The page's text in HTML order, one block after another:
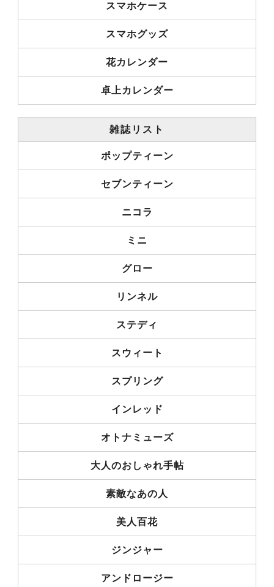
スマホケース
スマホグッズ
花カレンダー
卓上カレンダー
雑誌リスト
ポップティーン
セブンティーン
ニコラ
ミニ
グロー
リンネル
ステディ
スウィート
スプリング
インレッド
オトナミューズ
大人のおしゃれ手帖
素敵なあの人
美人百花
ジンジャー
アンドロージー